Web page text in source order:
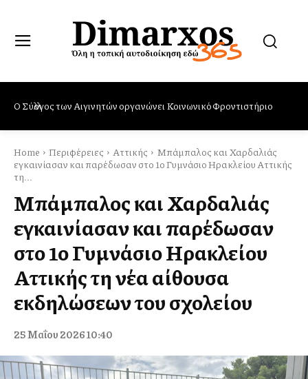
από τα κουνούπια – Πρωτοβουλία ενημέρωσης από το Τμήμα
Home Περιφέρειες Αττικής
Μπάμπαλος και Χαρδαλιάς
εγκαινίασαν και παρέδωσαν στο 1ο Γυμνάσιο Ηρακλείου Αττικής
τη...
Μπάμπαλος και Χαρδαλιάς
εγκαινίασαν και παρέδωσαν
στο 1ο Γυμνάσιο Ηρακλείου
Αττικής τη νέα αίθουσα
εκδηλώσεων του σχολείου
25 Μαΐου 2026 10:40